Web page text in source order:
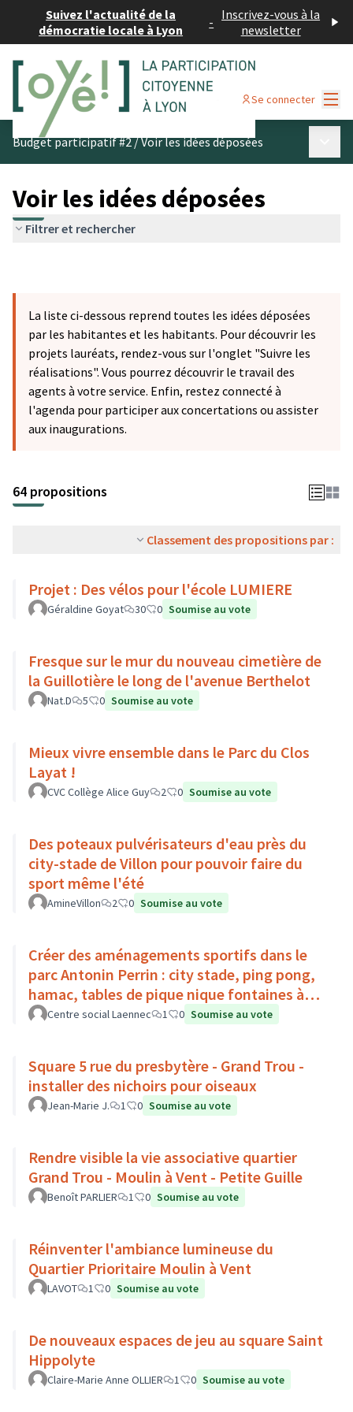
Suivez l'actualité de la
démocratie locale à Lyon
- Inscrivez-vous à la
newsletter
Se connecter
Budget participatif #2/Voir les idées déposées
Voir les idées déposées
Filtrer et rechercher
La liste ci-dessous reprend toutes les idées déposées
par les habitantes et les habitants. Pour découvrir les
projets lauréats, rendez-vous sur l'onglet "Suivre les
réalisations". Vous pourrez découvrir le travail des
agents à votre service. Enfin, restez connecté à
l'agenda pour participer aux concertations ou assister
aux inaugurations.
64 propositions
Classement des propositions par :
Projet : Des vélos pour l'école LUMIERE
Géraldine Goyat 30 0 Soumise au vote
Fresque sur le mur du nouveau cimetière de
la Guillotière le long de l'avenue Berthelot
Nat.D 5 0 Soumise au vote
Mieux vivre ensemble dans le Parc du Clos
Layat !
CVC Collège Alice Guy 2 0 Soumise au vote
Des poteaux pulvérisateurs d'eau près du
city-stade de Villon pour pouvoir faire du
sport même l'été
AmineVillon 2 0 Soumise au vote
Créer des aménagements sportifs dans le
parc Antonin Perrin : city stade, ping pong,
hamac, tables de pique nique fontaines à
eau toilettes publiques
Centre social Laennec 1 0 Soumise au vote
Square 5 rue du presbytère - Grand Trou -
installer des nichoirs pour oiseaux
Jean-Marie J. 1 0 Soumise au vote
Rendre visible la vie associative quartier
Grand Trou - Moulin à Vent - Petite Guille
Benoît PARLIER 1 0 Soumise au vote
Réinventer l'ambiance lumineuse du
Quartier Prioritaire Moulin à Vent
LAVOT 1 0 Soumise au vote
De nouveaux espaces de jeu au square Saint
Hippolyte
Claire-Marie Anne OLLIER 1 0 Soumise au vote